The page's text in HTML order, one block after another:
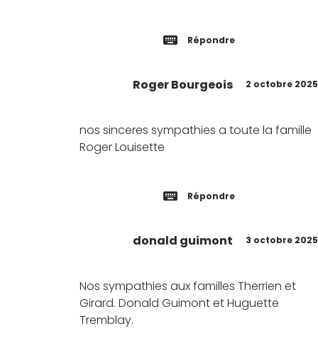
Répondre
2 octobre 2025
Roger Bourgeois
nos sinceres sympathies a toute la famille
Roger Louisette
Répondre
3 octobre 2025
donald guimont
Nos sympathies aux familles Therrien et
Girard. Donald Guimont et Huguette
Tremblay.